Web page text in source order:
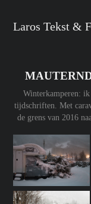
Laros Tekst &
Winterkamperen:
tijdschriften. Met
de grens van 2016